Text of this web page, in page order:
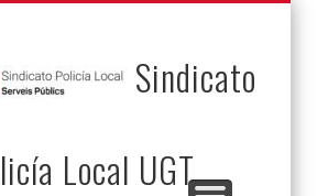
Sindicato
Local UGT